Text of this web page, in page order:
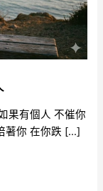
果有個人 不催你
著你 在你跌 […]